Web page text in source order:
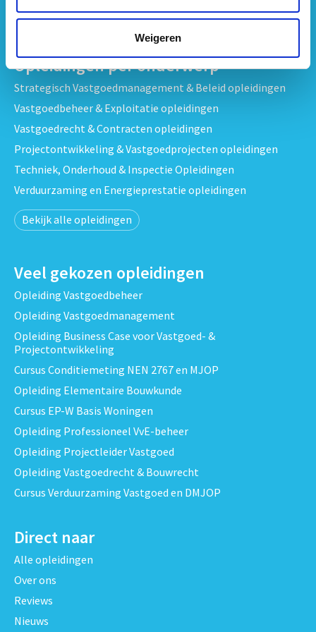
Weigeren
Neem contact met ons op
Opleidingen per onderwerp
Strategisch Vastgoedmanagement & Beleid opleidingen
Vastgoedbeheer & Exploitatie opleidingen
Vastgoedrecht & Contracten opleidingen
Projectontwikkeling & Vastgoedprojecten opleidingen
Techniek, Onderhoud & Inspectie Opleidingen
Verduurzaming en Energieprestatie opleidingen
Bekijk alle opleidingen
Veel gekozen opleidingen
Opleiding Vastgoedbeheer
Opleiding Vastgoedmanagement
Opleiding Business Case voor Vastgoed- &
Projectontwikkeling
Cursus Conditiemeting NEN 2767 en MJOP
Opleiding Elementaire Bouwkunde
Cursus EP-W Basis Woningen
Opleiding Professioneel VvE-beheer
Opleiding Projectleider Vastgoed
Opleiding Vastgoedrecht & Bouwrecht
Cursus Verduurzaming Vastgoed en DMJOP
Direct naar
Alle opleidingen
Over ons
Reviews
Nieuws